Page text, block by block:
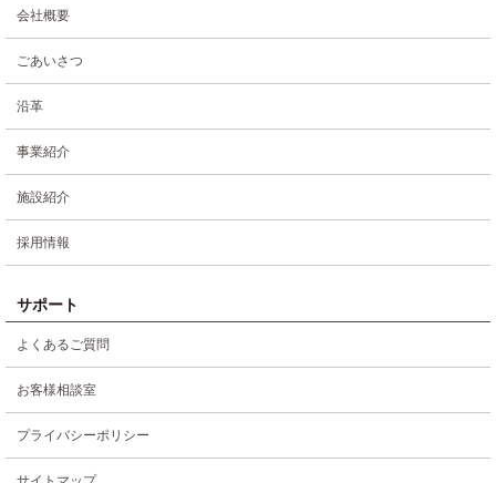
会社概要
ごあいさつ
沿革
事業紹介
施設紹介
採用情報
サポート
よくあるご質問
お客様相談室
プライバシーポリシー